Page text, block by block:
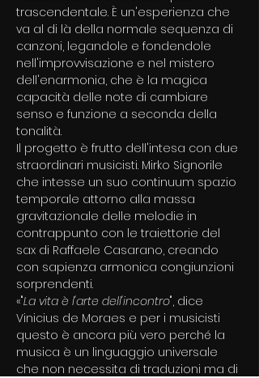
trascendentale. È un'esperienza che
va al di là della normale sequenza di
canzoni, legandole e fondendole
nell'improvvisazione e nel mistero
dell'enarmonia, che è la magica
capacità delle note di cambiare
senso e funzione a seconda della
tonalità.
Il progetto è frutto dell'intesa con due
straordinari musicisti. Mirko Signorile
che intesse un suo continuum spazio
temporale attorno alla massa
gravitazionale delle melodie in
contrappunto con le traiettorie del
sax di Raffaele Casarano, creando
con sapienza armonica congiunzioni
sorprendenti.
«"La vita è l'arte dell'incontro", dice
Vinicius de Moraes e per i musicisti
questo è ancora più vero perché la
musica è un linguaggio universale
che non necessita di traduzioni ma di